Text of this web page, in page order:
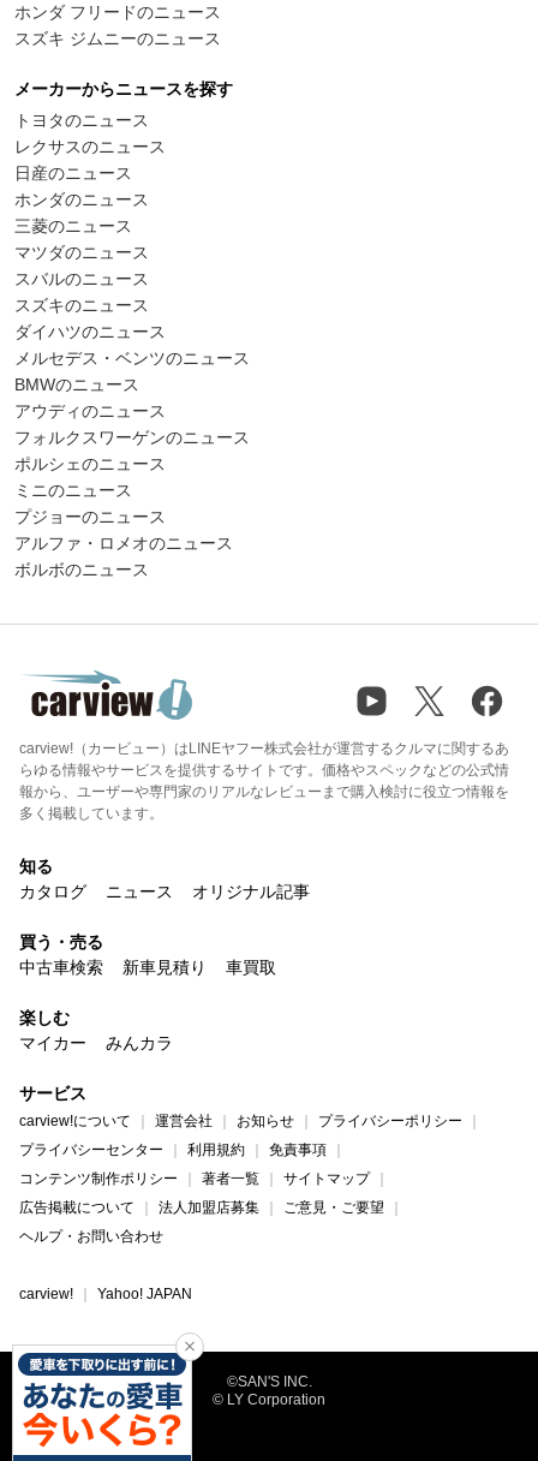
ホンダ フリードのニュース
スズキ ジムニーのニュース
メーカーからニュースを探す
トヨタのニュース
レクサスのニュース
日産のニュース
ホンダのニュース
三菱のニュース
マツダのニュース
スバルのニュース
スズキのニュース
ダイハツのニュース
メルセデス・ベンツのニュース
BMWのニュース
アウディのニュース
フォルクスワーゲンのニュース
ポルシェのニュース
ミニのニュース
プジョーのニュース
アルファ・ロメオのニュース
ボルボのニュース
carview!（カービュー）はLINEヤフー株式会社が運営するクルマに関するあ
らゆる情報やサービスを提供するサイトです。価格やスペックなどの公式情
報から、ユーザーや専門家のリアルなレビューまで購入検討に役立つ情報を
多く掲載しています。
知る
カタログ
ニュース オリジナル記事
買う・売る
中古車検索
新車見積り 車買取
楽しむ
マイカー
みんカラ
サービス
carview!について 運営会社 お知らせ
プライバシーポリシー
プライバシーセンター
利用規約
免責事項
コンテンツ制作ポリシー
著者一覧
サイトマップ
広告掲載について
法人加盟店募集
ご意見・ご要望
ヘルプ・お問い合わせ
carview! Yahoo! JAPAN
©SAN'S INC.
© LY Corporation